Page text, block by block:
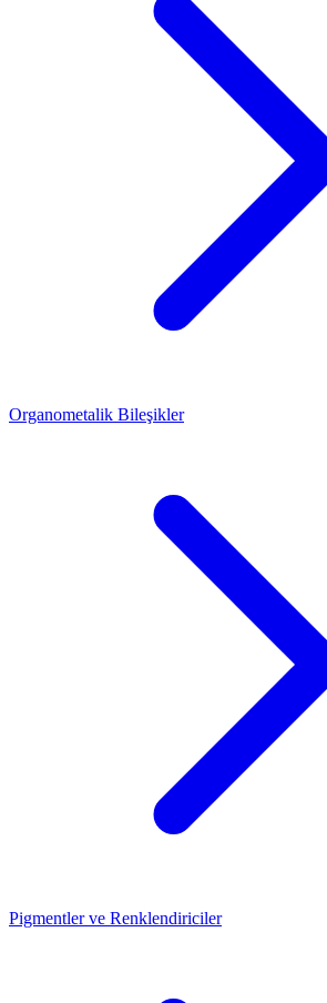
Organometalik Bileşikler
Pigmentler ve Renklendiriciler